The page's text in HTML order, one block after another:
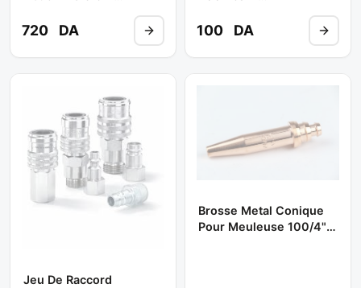
720 DA 100 DA
Jeu De Raccord
Brosse Metal Conique
Pour Meuleuse 100/4""